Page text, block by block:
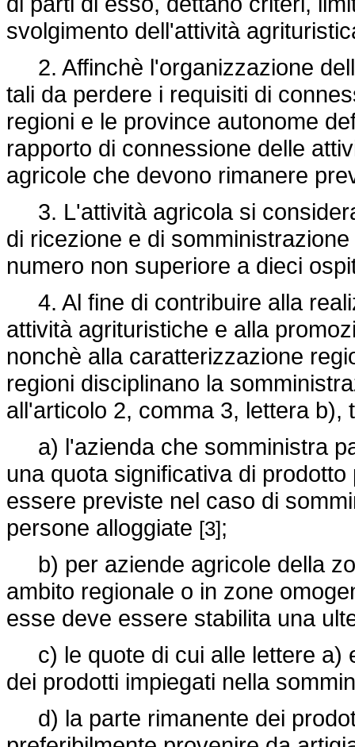
svolgimento dell'attività
2. Affinchè l'organizzazione
tali da perdere i requisiti di
regioni e le province autonome
rapporto di connessione delle
agricole che devono rimanere
3. L'attività agricola si
di ricezione e di
numero non superiore a dieci
4. Al fine di contribuire alla
attività agrituristiche e alla
nonchè alla caratterizzazione
regioni disciplinano la
all'articolo 2, comma 3, lettera
a) l'azienda che somministra
una quota significativa di
essere previste nel caso di
persone alloggiate [3];
b) per aziende agricole della
ambito regionale o in zone
esse deve essere stabilita una
c) le quote di cui alle lettere a)
dei prodotti impiegati nella
d) la parte rimanente dei